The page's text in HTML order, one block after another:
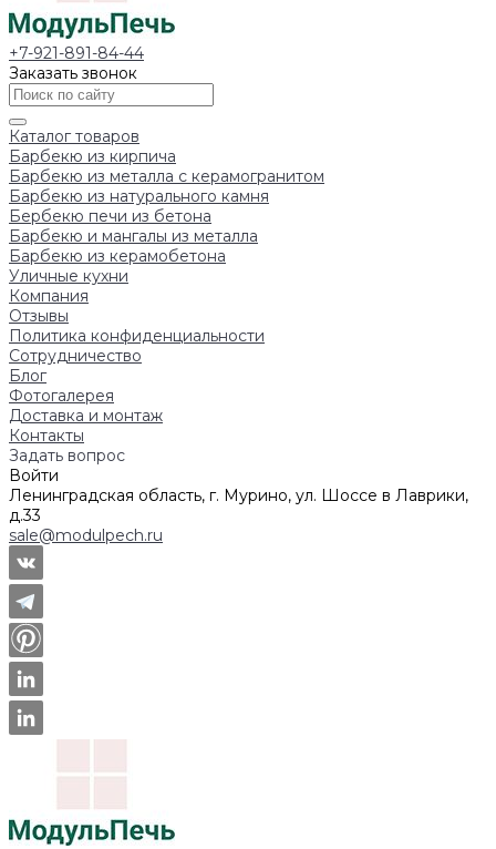
+7-921-891-84-44
Заказать звонок
Каталог товаров
Барбекю из кирпича
Барбекю из металла с керамогранитом
Барбекю из натурального камня
Бербекю печи из бетона
Барбекю и мангалы из металла
Барбекю из керамобетона
Уличные кухни
Компания
Отзывы
Политика конфиденциальности
Сотрудничество
Блог
Фотогалерея
Доставка и монтаж
Контакты
Задать вопрос
Войти
Ленинградская область, г. Мурино, ул. Шоссе в Лаврики,
д.33
sale@modulpech.ru